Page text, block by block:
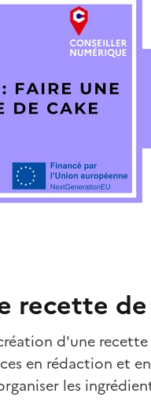
recette
d'une
en rédaction et
les